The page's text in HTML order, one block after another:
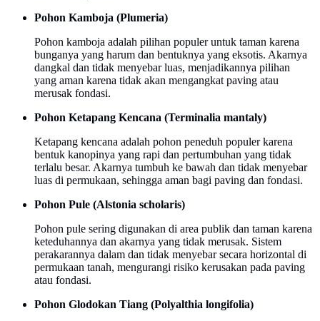
Pohon Kamboja (Plumeria)
Pohon kamboja adalah pilihan populer untuk taman karena
bunganya yang harum dan bentuknya yang eksotis. Akarnya
dangkal dan tidak menyebar luas, menjadikannya pilihan
yang aman karena tidak akan mengangkat paving atau
merusak fondasi.
Pohon Ketapang Kencana (Terminalia mantaly)
Ketapang kencana adalah pohon peneduh populer karena
bentuk kanopinya yang rapi dan pertumbuhan yang tidak
terlalu besar. Akarnya tumbuh ke bawah dan tidak menyebar
luas di permukaan, sehingga aman bagi paving dan fondasi.
Pohon Pule (Alstonia scholaris)
Pohon pule sering digunakan di area publik dan taman karena
keteduhannya dan akarnya yang tidak merusak. Sistem
perakarannya dalam dan tidak menyebar secara horizontal di
permukaan tanah, mengurangi risiko kerusakan pada paving
atau fondasi.
Pohon Glodokan Tiang (Polyalthia longifolia)